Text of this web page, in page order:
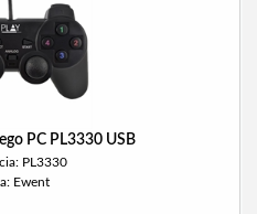
PC PL3330 USB
PL3330
Ewent